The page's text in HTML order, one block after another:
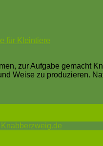
für Kleintiere
zur Aufgabe gemacht
Weise zu produzieren.